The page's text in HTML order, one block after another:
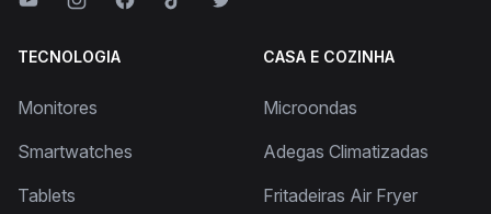
TECNOLOGIA
Monitores
Smartwatches
Tablets
CASA E COZINHA
Microondas
Adegas Climatizadas
Fritadeiras Air Fryer